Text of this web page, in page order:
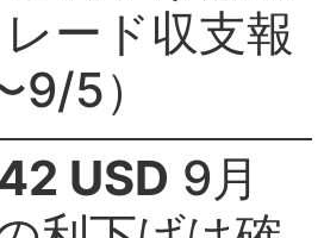
ード収支報
9/5）
USD 9月